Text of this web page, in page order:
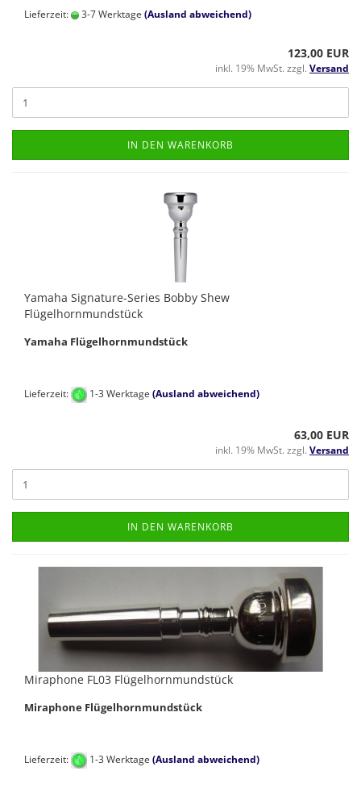
Lieferzeit: 3-7 Werktage (Ausland abweichend)
123,00 EUR
inkl. 19% MwSt. zzgl. Versand
IN DEN WARENKORB
Yamaha Signature-Series Bobby Shew
Flügelhornmundstück
Yamaha Flügelhornmundstück
Lieferzeit: 1-3 Werktage (Ausland abweichend)
63,00 EUR
inkl. 19% MwSt. zzgl. Versand
IN DEN WARENKORB
Miraphone FL03 Flügelhornmundstück
Miraphone Flügelhornmundstück
Lieferzeit: 1-3 Werktage (Ausland abweichend)